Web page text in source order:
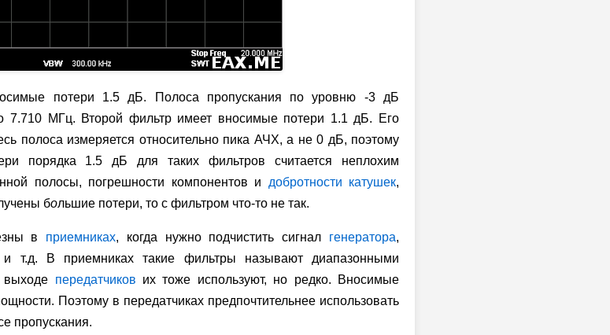
потери 1.5 дБ. Полоса пропускания по уровню -3 дБ
7.710 МГц. Второй фильтр имеет вносимые потери 1.1 дБ. Его
полоса измеряется относительно пика АЧХ, а не 0 дБ, поэтому
порядка 1.5 дБ для таких фильтров считается неплохим
полосы, погрешности компонентов и добротности катушек,
большие потери, то с фильтром что-то не так.
в приемниках, когда нужно подчистить сигнал генератора,
т.д. В приемниках такие фильтры называют диапазонными
передатчиков их тоже используют, но редко. Вносимые
Поэтому в передатчиках предпочтительнее использовать
пропускания.